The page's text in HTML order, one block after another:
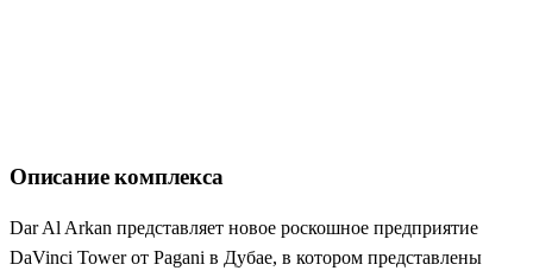
Описание комплекса
Dar Al Arkan представляет новое роскошное предприятие
DaVinci Tower от Pagani в Дубае, в котором представлены